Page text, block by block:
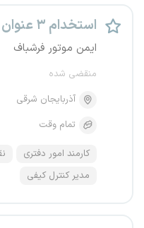
استخدام ۳ عنوان شغلی
ایمن موتور فرشباف
منقضی شده
آذربایجان شرقی
تمام وقت
کارمند امور دفتری
مدیر کنترل کیفی